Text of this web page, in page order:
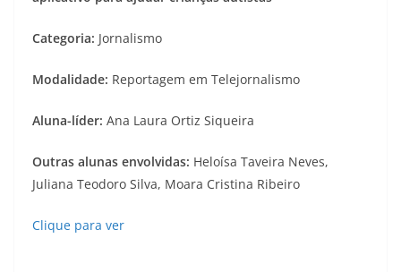
Categoria: Jornalismo
Modalidade: Reportagem em Telejornalismo
Aluna-líder: Ana Laura Ortiz Siqueira
Outras alunas envolvidas: Heloísa Taveira Neves,
Juliana Teodoro Silva, Moara Cristina Ribeiro
Clique para ver